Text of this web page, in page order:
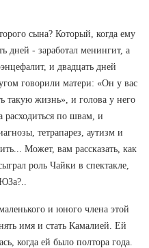
сына? Который, когда ему
дней - заработал менингит, а
и двадцать дней
говорили матери: «Он у вас
такую жизнь», и голова у него
расходиться по швам, и
тетрапарез, аутизм и
Может, вам рассказать, как
роль Чайки в спектакле,
и юного члена этой
имя и стать Камалией. Ей
когда ей было полтора года.